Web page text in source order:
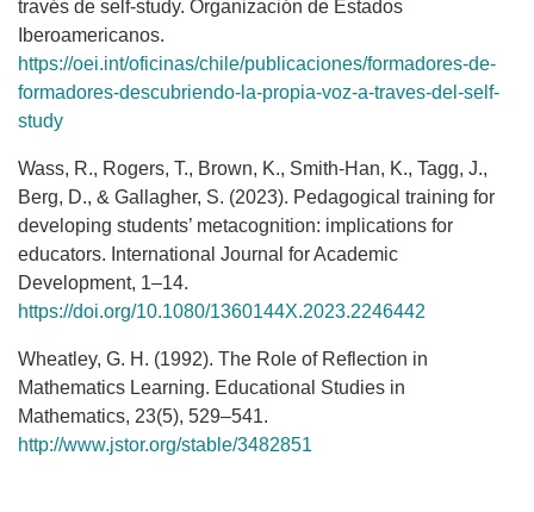
través de self-study. Organización de Estados
Iberoamericanos.
https://oei.int/oficinas/chile/publicaciones/formadores-de-
formadores-descubriendo-la-propia-voz-a-traves-del-self-
study
Wass, R., Rogers, T., Brown, K., Smith-Han, K., Tagg, J.,
Berg, D., & Gallagher, S. (2023). Pedagogical training for
developing students’ metacognition: implications for
educators. International Journal for Academic
Development, 1–14.
https://doi.org/10.1080/1360144X.2023.2246442
Wheatley, G. H. (1992). The Role of Reflection in
Mathematics Learning. Educational Studies in
Mathematics, 23(5), 529–541.
http://www.jstor.org/stable/3482851